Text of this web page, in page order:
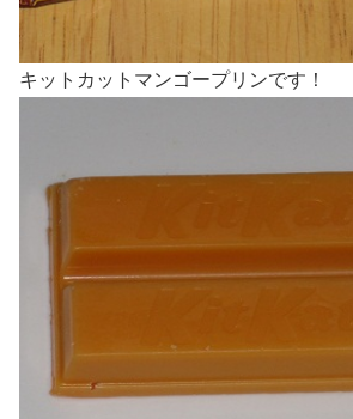
キットカットマンゴープリンです！